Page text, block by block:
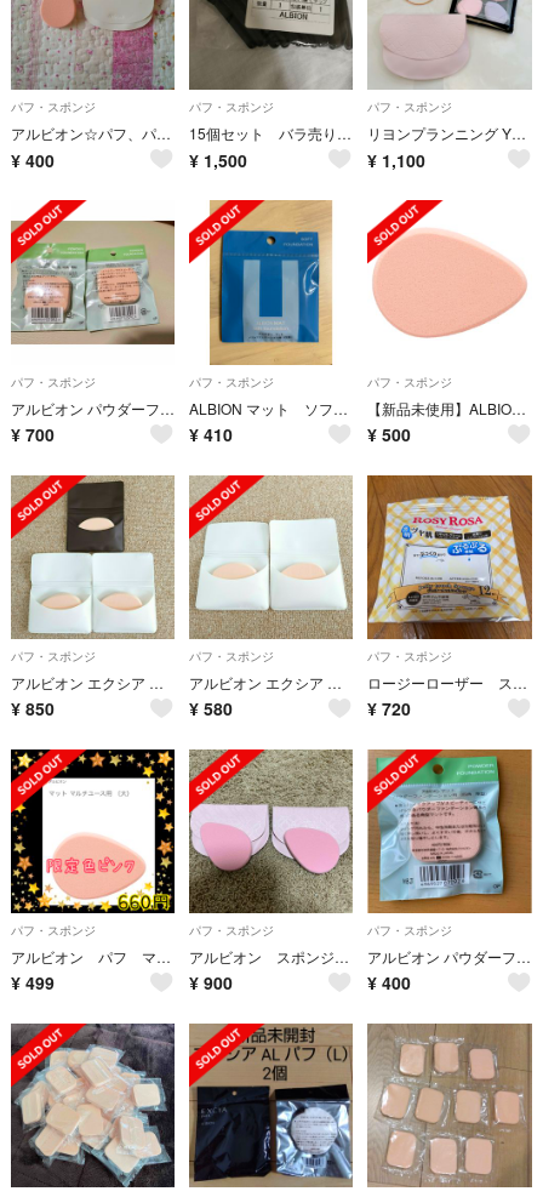
パフ・スポンジ
アルビオン☆パフ、パフカバー２点セット
¥ 400
パフ・スポンジ
15個セット バラ売り値下げ不可完
¥ 1,500
パフ・スポンジ
リヨンプランニング YP-01 指パフ 4個入 他
¥ 1,100
パフ・スポンジ
アルビオン パウダーファンデーション用マット 四角 厚型 2個
¥ 700
パフ・スポンジ
ALBION マット ソフトファンデーション用 円型
¥ 410
パフ・スポンジ
【新品未使用】ALBION マット マルチユース（大）
¥ 500
パフ・スポンジ
アルビオン エクシア メイクスポンジ【新品・未使用】３個セット
¥ 850
パフ・スポンジ
アルビオン エクシア スポンジ【新品・未使用】２個セット
¥ 580
パフ・スポンジ
ロージーローザー スポンジ 三角
¥ 720
パフ・スポンジ
アルビオン パフ マット 大きめ 定価660円 限定色ピンク ケース付き 1点
¥ 499
パフ・スポンジ
アルビオン スポンジ パフ 限定品 ケース付き2個セット
¥ 900
パフ・スポンジ
アルビオン パウダーファンデーション用マット 四角 厚型
¥ 400